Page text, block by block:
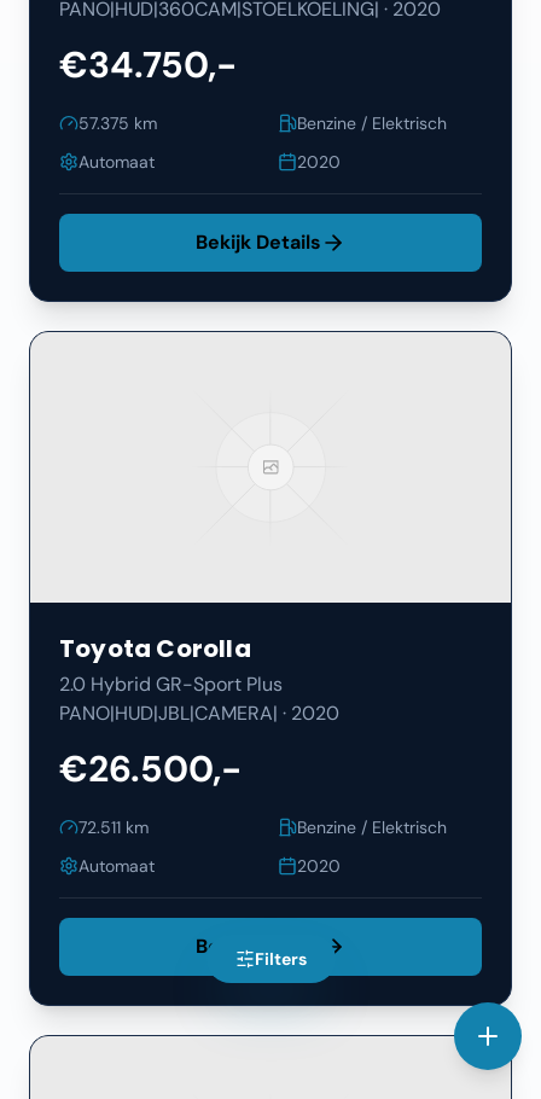
PANO|HUD|360CAM|STOELKOELING| · 2020
€34.750,-
57.375 km
Benzine / Elektrisch
Automaat
2020
Bekijk Details
Toyota Corolla
2.0 Hybrid GR-Sport Plus
PANO|HUD|JBL|CAMERA| · 2020
€26.500,-
72.511 km
Benzine / Elektrisch
Automaat
2020
Bekijk Details
Filters